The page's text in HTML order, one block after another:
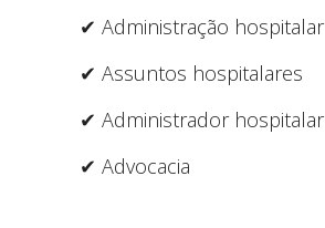
✔ Administração hospitalar
✔ Assuntos hospitalares
✔ Administrador hospitalar
✔ Advocacia